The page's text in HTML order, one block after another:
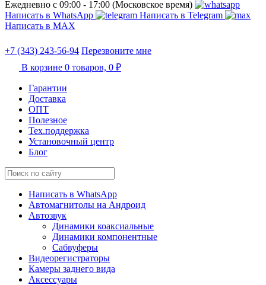
Ежедневно с 09:00 - 17:00 (Московское время)
Написать в WhatsApp
Написать в Telegram
Написать в МАХ
+7 (343) 243-56-94 Перезвоните мне
В корзине 0 товаров, 0 ₽
Гарантии
Доставка
ОПТ
Полезное
Тех.поддержка
Установочный центр
Блог
Написать в WhatsApp
Автомагнитолы на Андроид
Автозвук
Динамики коаксиальные
Динамики компонентные
Сабвуферы
Видеорегистраторы
Камеры заднего вида
Аксессуары